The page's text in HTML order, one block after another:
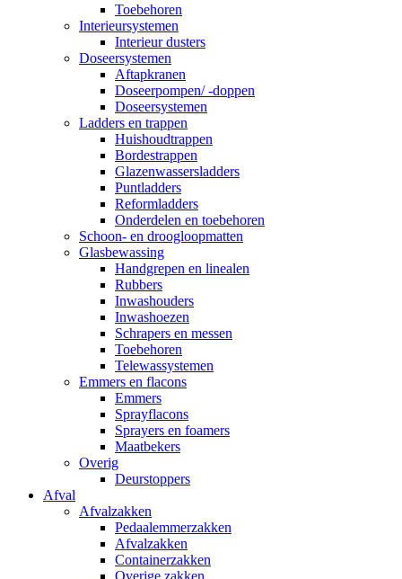
Toebehoren
Interieursystemen
Interieur dusters
Doseersystemen
Aftapkranen
Doseerpompen/ -doppen
Doseersystemen
Ladders en trappen
Huishoudtrappen
Bordestrappen
Glazenwassersladders
Puntladders
Reformladders
Onderdelen en toebehoren
Schoon- en droogloopmatten
Glasbewassing
Handgrepen en linealen
Rubbers
Inwashouders
Inwashoezen
Schrapers en messen
Toebehoren
Telewassystemen
Emmers en flacons
Emmers
Sprayflacons
Sprayers en foamers
Maatbekers
Overig
Deurstoppers
Afval
Afvalzakken
Pedaalemmerzakken
Afvalzakken
Containerzakken
Overige zakken